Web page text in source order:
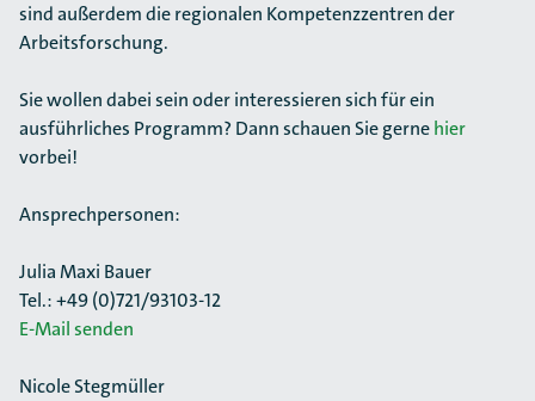
sind außerdem die regionalen Kompetenzzentren der
Arbeitsforschung.
Sie wollen dabei sein oder interessieren sich für ein
ausführliches Programm? Dann schauen Sie gernehier
vorbei!
Ansprechpersonen:
Julia Maxi Bauer
Tel.: +49 (0)721/93103-12
E-Mail senden
Nicole Stegmüller